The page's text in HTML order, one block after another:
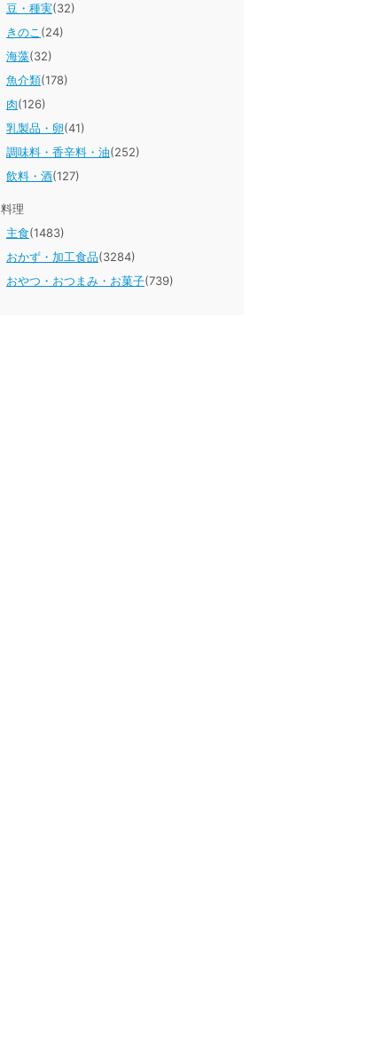
豆・種実(32)
きのこ (24)
海藻(32)
魚介類(178)
肉(126)
乳製品・卵(41)
調味料・香辛料・油(252)
飲料・酒(127)
料理
主食(1483)
おかず・加工食品(3284)
おやつ・おつまみ・お菓子(739)